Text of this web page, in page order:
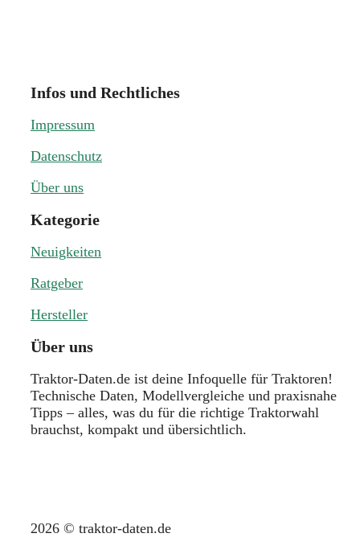
Infos und Rechtliches
Impressum
Datenschutz
Über uns
Kategorie
Neuigkeiten
Ratgeber
Hersteller
Über uns
Traktor-Daten.de ist deine Infoquelle für Traktoren!
Technische Daten, Modellvergleiche und praxisnahe
Tipps – alles, was du für die richtige Traktorwahl
brauchst, kompakt und übersichtlich.
2026 © traktor-daten.de